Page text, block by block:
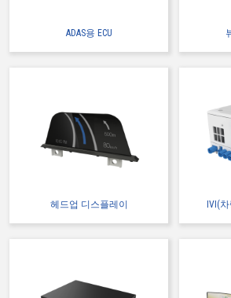
ADAS용 ECU
헤드업 디스플레이 IVI(